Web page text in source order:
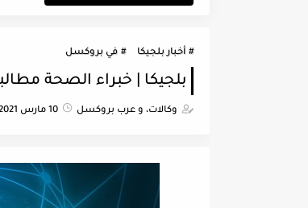
أخبار بلجيكا في بروكسل
بلجيكا | خبراء الصحة
وكالات، و عرب بروكسل 10 مارس 2021